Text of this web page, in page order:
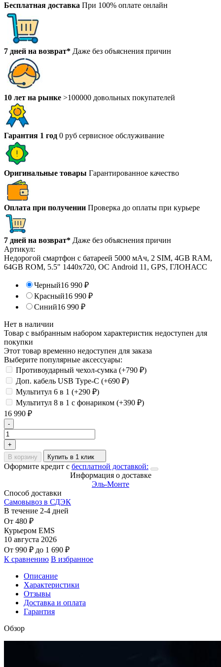
Бесплатная доставка При 100% оплате онлайн
7 дней на возврат* Даже без объяснения причин
10 лет на рынке >100000 довольных покупателей
Гарантия 1 год 0 руб сервисное обслуживание
Оригинальные товары Гарантированное качество
Оплата при получении Проверка до оплаты при курьере
7 дней на возврат* Даже без объяснения причин
Артикул:
Недорогой смартфон с батареей 5000 мАч, 2 SIM, 4GB RAM,
64GB ROM, 5.5" 1440х720, ОС Android 11, GPS, ГЛОНАСС
Черный16 990 ₽
Красный16 990 ₽
Синий16 990 ₽
Нет в наличии
Товар с выбранным набором характеристик недоступен для
покупки
Этот товар временно недоступен для заказа
Выберите популярные аксессуары:
Противоударный чехол-сумка (+790 ₽)
Доп. кабель USB Type-C (+690 ₽)
Мультитул 6 в 1 (+290 ₽)
Мультитул 8 в 1 с фонариком (+390 ₽)
16 990 ₽
-
+
В корзину
Купить в 1 клик
Оформите кредит с бесплатной доставкой:
Информация о доставке
Эль-Монте
Способ доставки
Самовывоз в СДЭК
В течение 2-4 дней
От 480 ₽
Курьером EMS
10 августа 2026
От 990 ₽ до 1 690 ₽
К сравнению В избранное
Описание
Характеристики
Отзывы
Доставка и оплата
Гарантия
Обзор